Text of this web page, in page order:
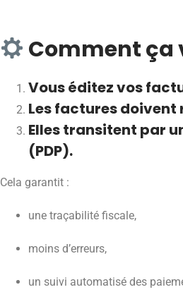
Comment ça
Vous éditez vos
Les factures
Elles transitent par
(PDP).
Cela garantit :
une traçabilité fiscale,
moins d’erreurs,
un suivi automatisé des